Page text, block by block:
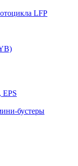
LFP
EPS
бустеры